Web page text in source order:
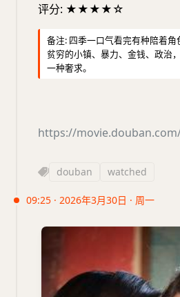
评分: ★★★★☆
备注: 四季一口气看完有种陪着角
贫穷的小镇、暴力、金钱、政治
一种奢求。
https://
douban watched
09:25 · 2026年3月30日 · 周一